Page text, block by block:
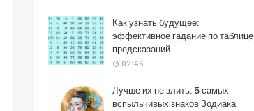
Как узнать будущее:
эффективное гадание по таблице
предсказаний
02:46
Лучше их не злить: 5 самых
вспыльчивых знаков Зодиака